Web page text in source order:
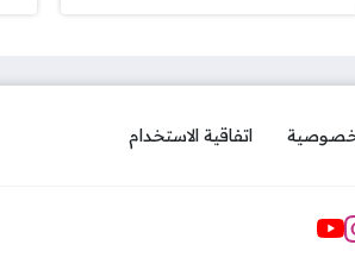
اتفاقية الاستخدام
التواصل